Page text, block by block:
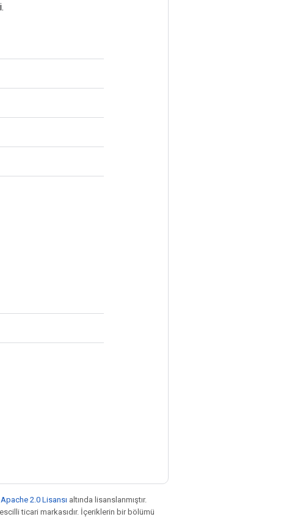
Apache 2.0 Lisansı altında lisanslanmıştır.
ticari markasıdır. İçeriklerin bir bölümü